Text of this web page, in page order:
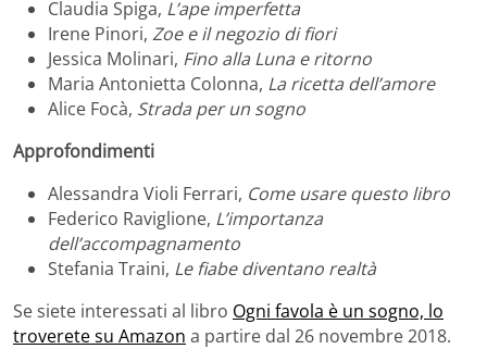
Claudia Spiga, L’ape imperfetta
Irene Pinori, Zoe e il negozio di fiori
Jessica Molinari, Fino alla Luna e ritorno
Maria Antonietta Colonna, La ricetta dell’amore
Alice Focà, Strada per un sogno
Approfondimenti
Alessandra Violi Ferrari, Come usare questo libro
Federico Raviglione, L’importanza
dell’accompagnamento
Stefania Traini, Le fiabe diventano realtà
Se siete interessati al libro Ogni favola è un sogno, lo
troverete su Amazon a partire dal 26 novembre 2018.